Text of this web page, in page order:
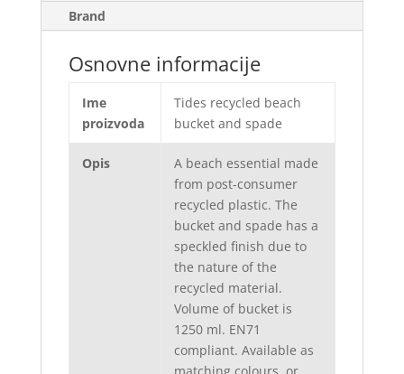
Brand
Osnovne informacije
Ime
proizvoda
Tides recycled beach
bucket and spade
Opis
A beach essential made
from post-consumer
recycled plastic. The
bucket and spade has a
speckled finish due to
the nature of the
recycled material.
Volume of bucket is
1250 ml. EN71
compliant. Available as